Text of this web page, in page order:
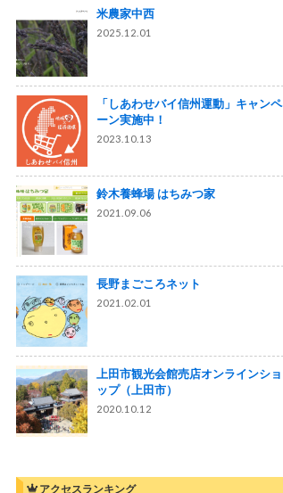
米農家中西
2025.12.01
「しあわせバイ信州運動」キャンペ
ーン実施中！
2023.10.13
鈴木養蜂場 はちみつ家
2021.09.06
長野まごころネット
2021.02.01
上田市観光会館売店オンラインショ
ップ（上田市）
2020.10.12
アクセスランキング